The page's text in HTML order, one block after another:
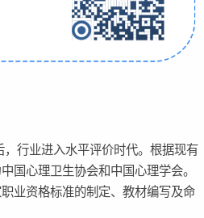
行业进入水平评价时代。根据现有
国心理卫生协会和中国心理学会。
业资格标准的制定、教材编写及命